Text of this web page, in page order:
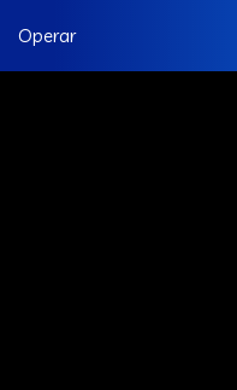
Operar